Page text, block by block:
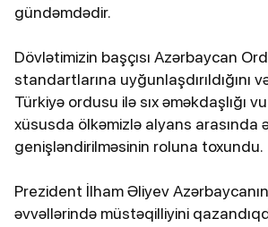
gündəmdədir.
Dövlətimizin başçısı Azərbaycan
standartlarına uyğunlaşdırıldığını
Türkiyə ordusu ilə sıx əməkdaşlığı
xüsusda ölkəmizlə alyans arasında
genişləndirilməsinin roluna toxundu.
Prezident İlham Əliyev
əvvəllərində müstəqilliyini